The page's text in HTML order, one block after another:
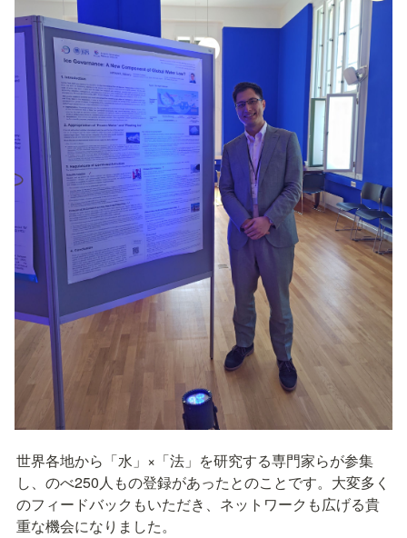
世界各地から「水」×「法」を研究する専門家らが参集
し、のべ250人もの登録があったとのことです。大変多く
のフィードバックもいただき、ネットワークも広げる貴
重な機会になりました。